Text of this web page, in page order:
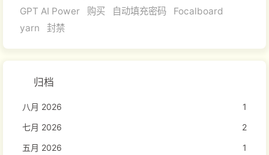
GPT AI Power
购买 自动填充密码
Focalboard
yarn
封禁
归档
八月 2026
1
七月 2026
2
五月 2026
1